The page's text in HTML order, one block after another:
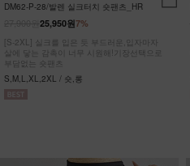
DM62-P-28/발렌 실크터치 숏팬츠_HR
7%
25,950원
[S-2XL] 실크를 입은 듯 부드러운,입자마자
살에 닿는 감촉이 너무 시원해!기장선택으로
부담없는 숏팬츠
S,M,L,XL,2XL / 숏,롱